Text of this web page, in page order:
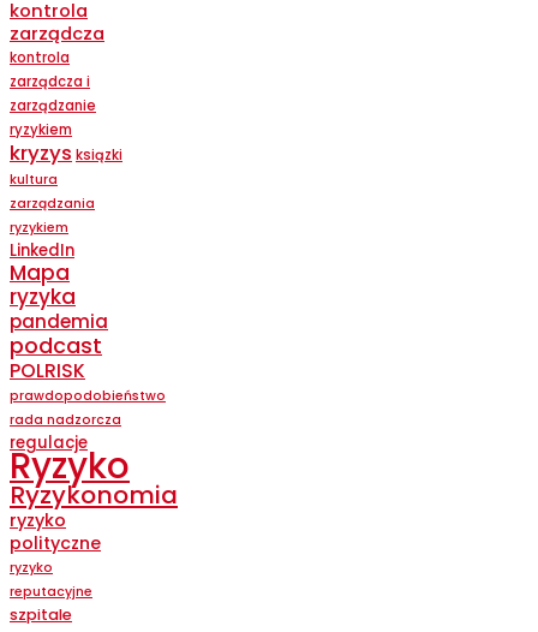
kontrola
zarządcza
kontrola
zarządcza i
zarządzanie
ryzykiem
kryzys ksiązki
kultura
zarządzania
ryzykiem
LinkedIn
Mapa
ryzyka
pandemia
podcast
POLRISK
prawdopodobieństwo
rada nadzorcza
regulacje
Ryzyko
Ryzykonomia
ryzyko
polityczne
ryzyko
reputacyjne
szpitale